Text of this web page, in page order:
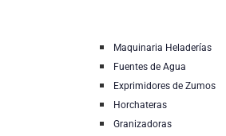
Maquinaria Heladerías
Fuentes de Agua
Exprimidores de Zumos
Horchateras
Granizadoras